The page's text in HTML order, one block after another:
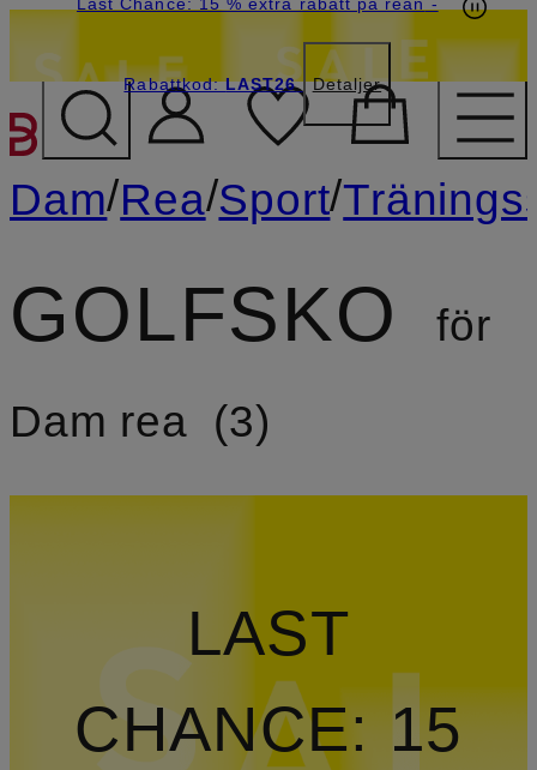
HOPPA TILL
Rabattkod:LAST26 Detaljer
Dam/Rea/Sport/
GOLFSKO
för
Dam rea
3
LAST
CHANCE: 15